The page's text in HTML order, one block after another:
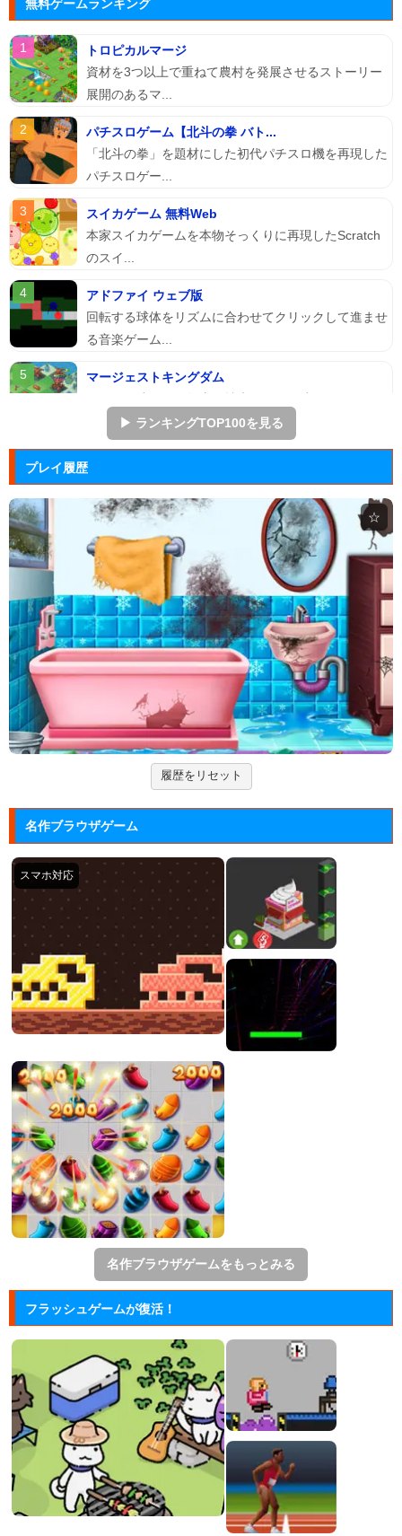
無料ゲームランキング
トロピカルマージ
資材を3つ以上で重ねて農村を発展させるストーリー
展開のあるマ...
パチスロゲーム【北斗の拳 バト...
「北斗の拳」を題材にした初代パチスロ機を再現した
パチスロゲー...
スイカゲーム 無料Web
本家スイカゲームを本物そっくりに再現したScratch
のスイ...
アドファイ ウェブ版
回転する球体をリズムに合わせてクリックして進ませ
る音楽ゲーム...
マージェストキングダム
ションゲーム...
ジュエルカラーリング
ーム。
ぷよぷよ
落ちものパズルで有名な「ぷよぷよ」のブラウザゲー
ム。
Arkanoid
タイトーが開発したアーケードゲーム「アルカノイ
ド」の無料ゲー...
ズーキーパー2
動物たちを3匹以上にして捕まえていくパズルゲー
ム。
脳が⑨になるチルノの算数トレー...
東方の人気キャラクター「チルノ」が算数にチャレン
ジする脳トレ...
▶ ランキングTOP100を見る
プレイ履歴
☆
履歴をリセット
名作ブラウザゲーム
名作ブラウザゲームをもっとみる
フラッシュゲームが復活！